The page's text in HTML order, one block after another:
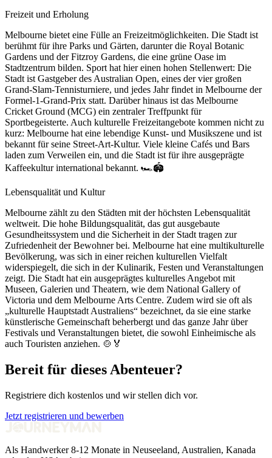
Freizeit und Erholung
Melbourne bietet eine Fülle an Freizeitmöglichkeiten. Die Stadt ist
berühmt für ihre Parks und Gärten, darunter die Royal Botanic
Gardens und der Fitzroy Gardens, die eine grüne Oase im
Stadtzentrum bilden. Sport hat hier einen hohen Stellenwert: Die
Stadt ist Gastgeber des Australian Open, eines der vier großen
Grand-Slam-Tennisturniere, und jedes Jahr findet in Melbourne der
Formel-1-Grand-Prix statt. Darüber hinaus ist das Melbourne
Cricket Ground (MCG) ein zentraler Treffpunkt für
Sportbegeisterte. Auch kulturelle Freizeitangebote kommen nicht zu
kurz: Melbourne hat eine lebendige Kunst- und Musikszene und ist
bekannt für seine Street-Art-Kultur. Viele kleine Cafés und Bars
laden zum Verweilen ein, und die Stadt ist für ihre ausgeprägte
Kaffeekultur international bekannt. 🏎️🏟️
Lebensqualität und Kultur
Melbourne zählt zu den Städten mit der höchsten Lebensqualität
weltweit. Die hohe Bildungsqualität, das gut ausgebaute
Gesundheitssystem und die Sicherheit in der Stadt tragen zur
Zufriedenheit der Bewohner bei. Melbourne hat eine multikulturelle
Bevölkerung, was sich in einer reichen kulturellen Vielfalt
widerspiegelt, die sich in der Kulinarik, Festen und Veranstaltungen
zeigt. Die Stadt hat ein ausgeprägtes kulturelles Angebot mit
Museen, Galerien und Theatern, wie dem National Gallery of
Victoria und dem Melbourne Arts Centre. Zudem wird sie oft als
„kulturelle Hauptstadt Australiens“ bezeichnet, da sie eine starke
künstlerische Gemeinschaft beherbergt und das ganze Jahr über
Festivals und Veranstaltungen bietet, die sowohl Einheimische als
auch Touristen anziehen. 🍲🏅
Bereit für dieses Abenteuer?
Registriere dich kostenlos und wir stellen dich vor.
Jetzt registrieren und bewerben
Als Handwerker 8-12 Monate in Neuseeland, Australien, Kanada